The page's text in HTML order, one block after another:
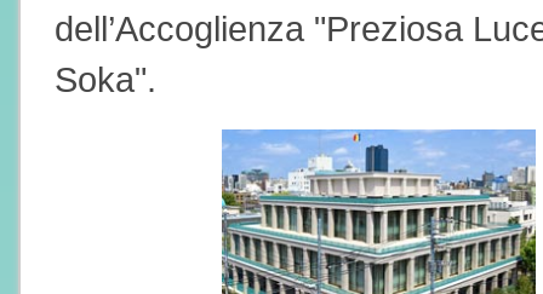
dell’Accoglienza "Preziosa
Soka".